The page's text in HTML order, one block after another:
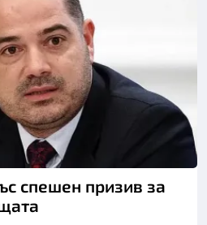
спешен призив за